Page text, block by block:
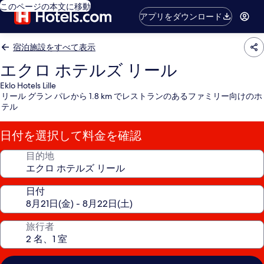
このページの本文に移動
アプリをダウンロード
宿泊施設をすべて表示
エクロ ホテルズ リール
Eklo Hotels Lille
リール グラン パレから 1.8 km でレストランのあるファミリー向けのホ
テル
日付を選択して料金を確認
目的地
日付
旅行者